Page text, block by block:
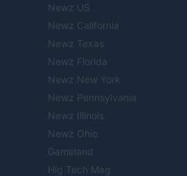
Newz US
Newz California
Newz Texas
Newz Florida
Newz New York
Newz Pennsylvania
Newz Illinois
Newz Ohio
Gameland
Hig Tech Mag